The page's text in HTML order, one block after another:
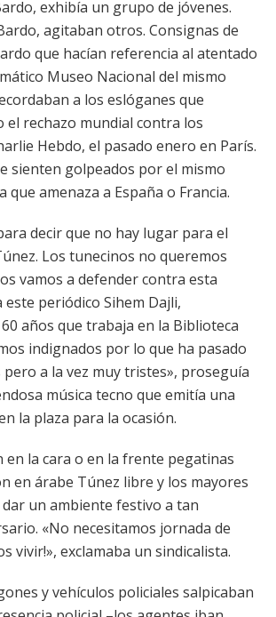
exhibía un grupo de jóvenes.
agitaban otros. Consignas de
que hacían referencia al atentado
Museo Nacional del mismo
a los eslóganes que
el rechazo mundial contra los
Hebdo, el pasado enero en París.
sienten golpeados por el mismo
amenaza a España o Francia.
decir que no hay lugar para el
Los tunecinos no queremos
vamos a defender contra esta
este periódico Sihem Dajli,
años que trabaja en la Biblioteca
indignados por lo que ha pasado
a la vez muy tristes», proseguía
música tecno que emitía una
la plaza para la ocasión.
en la cara o en la frente pegatinas
en árabe Túnez libre y los mayores
un ambiente festivo a tan
«No necesitamos jornada de
vivir!», exclamaba un sindicalista.
y vehículos policiales salpicaban